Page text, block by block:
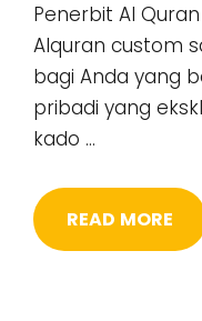
Penerbit Al
Alquran custom
bagi Anda yang
pribadi yang
kado …
READ MORE